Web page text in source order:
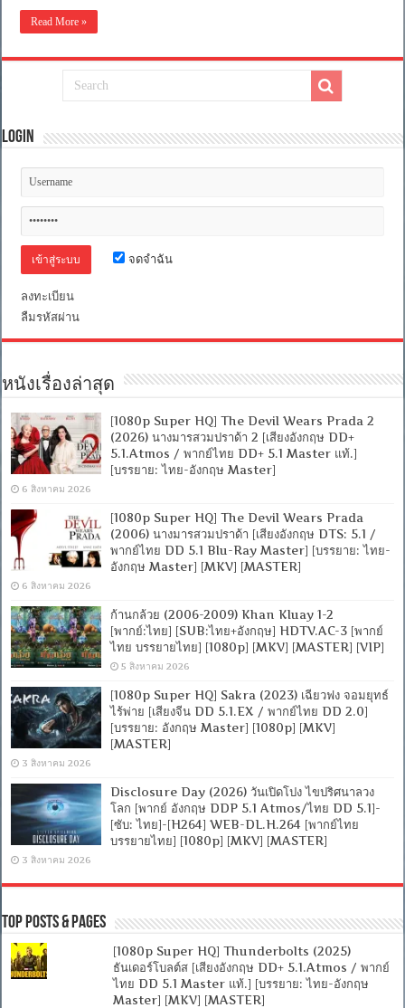
and
(2018)
แมน
เดอะ
สพ์
Read More »
Login
จดจำฉัน
ลงทะเบียน
ลืมรหัสผ่าน
หนังเรื่องล่าสุด
[1080p Super HQ] The Devil Wears Prada 2
(2026) นางมารสวมปราด้า 2 [เสียงอังกฤษ DD+
5.1.Atmos / พากย์ไทย DD+ 5.1 Master แท้.]
[บรรยาย: ไทย-อังกฤษ Master]
6 สิงหาคม 2026
[1080p Super HQ] The Devil Wears Prada
(2006) นางมารสวมปราด้า [เสียงอังกฤษ DTS: 5.1 /
พากย์ไทย DD 5.1 Blu-Ray Master] [บรรยาย: ไทย-
อังกฤษ Master] [MKV] [MASTER]
6 สิงหาคม 2026
ก้านกล้วย (2006-2009) Khan Kluay 1-2
[พากย์:ไทย] [SUB:ไทย+อังกฤษ] HDTV.AC-3 [พากย์
ไทย บรรยายไทย] [1080p] [MKV] [MASTER] [VIP]
5 สิงหาคม 2026
[1080p Super HQ] Sakra (2023) เฉียวฟง จอมยุทธ์
ไร้พ่าย [เสียงจีน DD 5.1.EX / พากย์ไทย DD 2.0]
[บรรยาย: อังกฤษ Master] [1080p] [MKV]
[MASTER]
3 สิงหาคม 2026
Disclosure Day (2026) วันเปิดโปง ไขปริศนาลวง
โลก [พากย์ อังกฤษ DDP 5.1 Atmos/ไทย DD 5.1]-
[ซับ: ไทย]-[H264] WEB-DL.H.264 [พากย์ไทย
บรรยายไทย] [1080p] [MKV] [MASTER]
3 สิงหาคม 2026
Top Posts & Pages
[1080p Super HQ] Thunderbolts (2025)
ธันเดอร์โบลต์ส [เสียงอังกฤษ DD+ 5.1.Atmos / พากย์
ไทย DD 5.1 Master แท้.] [บรรยาย: ไทย-อังกฤษ
Master] [MKV] [MASTER]